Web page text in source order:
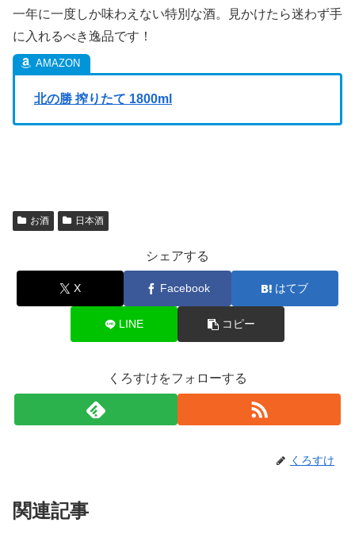
一年に一度しか味わえない特別な酒。見かけたら迷わず手
に入れるべき逸品です！
北の勝 搾りたて 1800ml
お酒 日本酒
シェアする
X Facebook はてブ
LINE コピー
くろすけをフォローする
くろすけ
関連記事